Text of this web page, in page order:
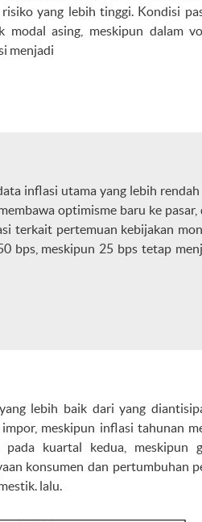
yang lebih tinggi. Kondisi
modal asing, meskipun dalam
menjadi
inflasi utama yang lebih
optimisme baru ke
terkait pertemuan kebijakan
bps, meskipun 25 bps tetap
lebih baik dari yang
meskipun inflasi tahunan
pada kuartal kedua, meskipun
konsumen dan pertumbuhan
lalu.